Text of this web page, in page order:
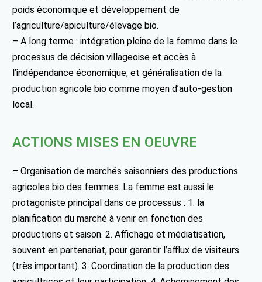
poids économique et développement de
l’agriculture/apiculture/élevage bio.
– A long terme : intégration pleine de la femme dans le
processus de décision villageoise et accès à
l’indépendance économique, et généralisation de la
production agricole bio comme moyen d’auto-gestion
local.
ACTIONS MISES EN OEUVRE
– Organisation de marchés saisonniers des productions
agricoles bio des femmes. La femme est aussi le
protagoniste principal dans ce processus : 1. la
planification du marché à venir en fonction des
productions et saison. 2. Affichage et médiatisation,
souvent en partenariat, pour garantir l’afflux de visiteurs
(très important). 3. Coordination de la production des